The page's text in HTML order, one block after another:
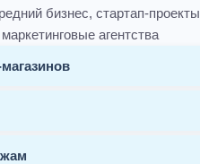
бизнес, стартап-
агентства